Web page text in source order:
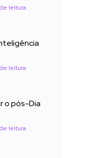
leitura
leitura
o pós-Dia
leitura